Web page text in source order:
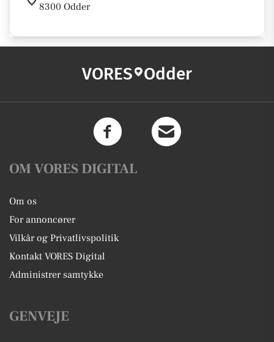
8300 Odder
VORES Odder
OM VORES DIGITAL
Om os
For annoncører
Vilkår og Privatlivspolitik
Kontakt VORES Digital
Administrer samtykke
GENVEJE